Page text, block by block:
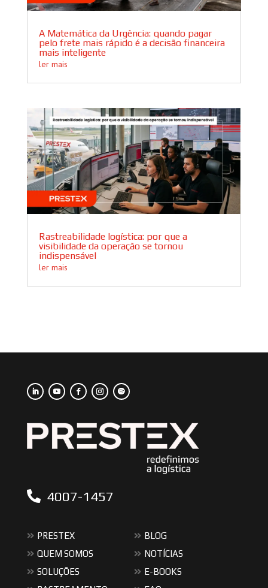
A Matemática da Urgência: quando pagar
pelo frete mais rápido é a decisão financeira
mais inteligente
ler mais
Rastreabilidade logística: por que a
visibilidade da operação se tornou
indispensável
ler mais
4007-1457
PRESTEX
QUEM SOMOS
SOLUÇÕES
BLOG
NOTÍCIAS
E-BOOKS